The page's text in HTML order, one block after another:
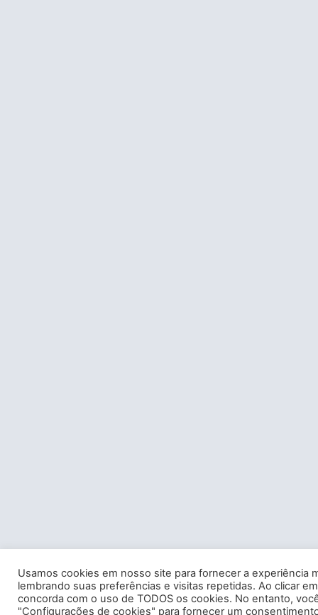
Usamos cookies em nosso site para fornecer a experiência
lembrando suas preferências e visitas repetidas. Ao clicar
concorda com o uso de TODOS os cookies. No entanto,
"Configurações de cookies" para fornecer um